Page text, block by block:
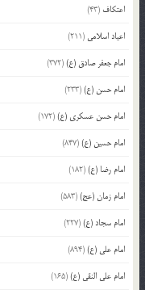
اعتکاف (43)
اعیاد اسلامی (211)
امام جعفر صادق (ع)(372)
امام حسن (ع)(233)
امام حسن عسکری (ع)(172)
امام حسین (ع)(847)
امام رضا (ع)(182)
امام زمان (عج)(583)
امام سجاد (ع)(227)
امام علی (ع)(894)
امام علی النقی (ع)(165)